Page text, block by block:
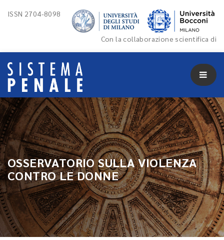
ISSN 2704-8098
Con la collaborazione scientifica di
OSSERVATORIO SULLA VIOLENZA
CONTRO LE DONNE